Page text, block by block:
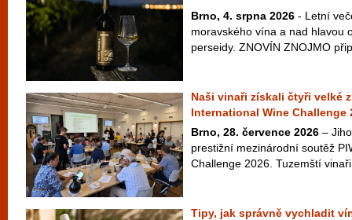
Brno, 4. srpna 2026 - Letní
moravského vína a nad hlavou
perseidy. ZNOVÍN ZNOJMO
Naši vinaři získali čtyři velké
International Wine Challenge
Brno, 28. července 2026 –
prestižní mezinárodní soutěž
Challenge 2026. Tuzemští
Tipy, jak správně vychladit